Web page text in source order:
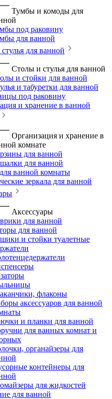
Тумбы и комоды для
под раковину
для ванной
для ванной
Столы и стулья для ванной
и стойки для ванной
и табуретки для ванной
под раковину
и хранение в ванной
Организация и хранение в
комнате
для ванной
для ванной
ванной комнаты
зеркала для ванной
Аксессуары
для ванной
для ванной
и стойки туалетные
флаконы
аксессуаров для ванной
и планки для ванной
для ванных комнат и
органайзеры для
контейнеры для
для жидкостей
для ванной